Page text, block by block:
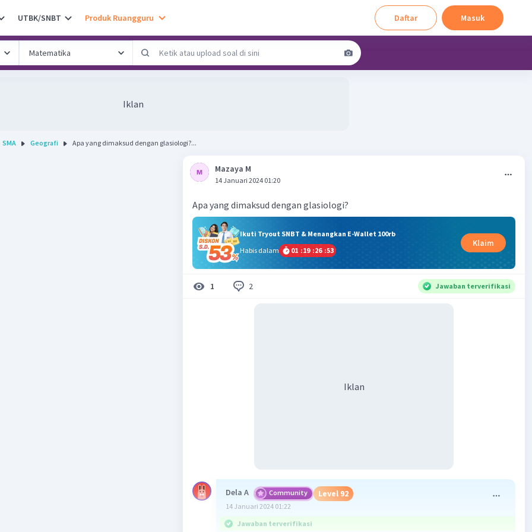
UTBK/SNBT Produk Ruangguru Daftar Masuk
Iklan
SMA Geografi Apa yang dimaksud dengan glasiologi?...
Mazaya M
14 Januari 2024 01:20
Apa yang dimaksud dengan glasiologi?
Ikuti Tryout SNBT & Menangkan E-Wallet 100rb
Habis dalam
01 :19 :26 :53
Klaim
1 2 Jawaban terverifikasi
Iklan
Dela A Community Level 92
14 Januari 2024 01:22
Jawaban terverifikasi